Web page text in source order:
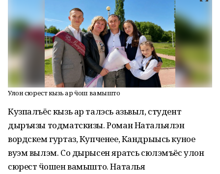
Улон сюрестӥ кызь ар ӵош вамышто
Кузпалъёс кызь ар талэсь азьвыл, студент
дыръязы тодматскизы. Роман Натальялэн
вордскем гуртаз, Купченее, Кандрыысь куное
вуэм вылэм. Со дырысен яратӥсь сюлэмъёс улон
сюрестӥ ӵошен вамышто. Наталья